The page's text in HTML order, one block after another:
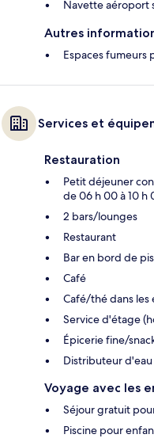
Navette aéroport
Autres
Espaces fumeurs
Services et
Restauration
Petit déjeuner
de 06 h 00 à 10 h
2 bars/lounges
Restaurant
Bar en bord de
Café
Café/thé dans les
Service d'étage
Épicerie fine/
Distributeur d'eau
Voyage avec les
Séjour gratuit
Piscine pour